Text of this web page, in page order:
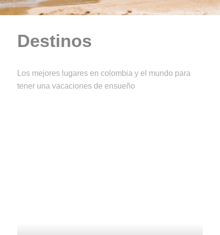
Punta Cana
COTIZAR
Destinos
Los mejores lugares en colombia y el mundo para
tener una vacaciones de ensueño